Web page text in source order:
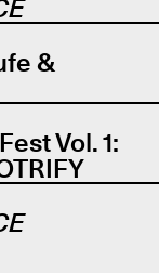
&
Vol. 1: